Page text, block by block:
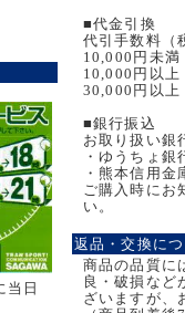
日
■代金引換
代引手数料（
10,000円未満
10,000円以上
30,000円以上
■銀行振込
お取り扱い銀
・ゆうちょ銀
・熊本信用金
ご購入時にお
い。
返品・交換に
商品の品質に
良・破損など
ざいますが、